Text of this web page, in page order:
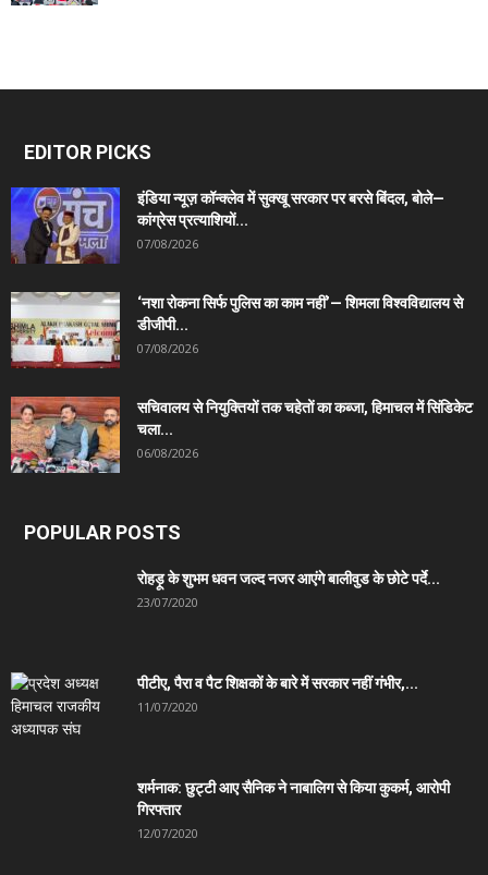
EDITOR PICKS
इंडिया न्यूज़ कॉन्क्लेव में सुक्खू सरकार पर बरसे बिंदल, बोले—
कांग्रेस प्रत्याशियों...
07/08/2026
‘नशा रोकना सिर्फ पुलिस का काम नहीं’— शिमला विश्वविद्यालय से
डीजीपी...
07/08/2026
सचिवालय से नियुक्तियों तक चहेतों का कब्जा, हिमाचल में सिंडिकेट
चला...
06/08/2026
POPULAR POSTS
रोहड़ू के शुभम धवन जल्द नजर आएंगे बालीवुड के छोटे पर्दे...
23/07/2020
पीटीए, पैरा व पैट शिक्षकों के बारे में सरकार नहीं गंभीर,...
11/07/2020
शर्मनाक: छुट्टी आए सैनिक ने नाबालिग से किया कुकर्म, आरोपी
गिरफ्तार
12/07/2020